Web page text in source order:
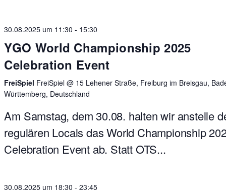
30.08.2025 um 11:30 - 15:30
YGO World Championship 2025
Celebration Event
FreiSpiel FreiSpiel @ 15 Lehener Straße, Freiburg im Breisgau,
Württemberg, Deutschland
Am Samstag, dem 30.08. halten wir anstelle
regulären Locals das World Championship
Celebration Event ab. Statt OTS...
30.08.2025 um 18:30 -23:45